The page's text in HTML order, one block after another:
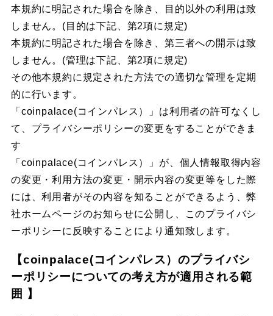
本規約に明記された場合を除き、目的以外の利用は致
しません。(目的は下記、第2項に規定)
本規約に明記された場合を除き、第三者への開示は致
しません。(管理は下記、第2項に規定)
その他本規約に規定された方法での適切な管理を定期
的に行います。
「coinpalace(コインパレス）」は利用者の許可なくし
て、プライバシーポリシーの変更をすることができま
す
「coinpalace(コインパレス）」が、個人情報取得内容
の変更・利用方法の変更・開示内容の変更等をした際
には、利用者がその内容を知ることができるよう、弊
社ホームページのお知らせに公開し、このプライバシ
ーポリシーに反映することにより通知致します。
【coinpalace(コインパレス）のプライバシ
ーポリシーについての考え方が適用される範
囲 】